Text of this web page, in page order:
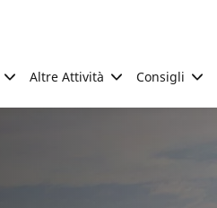
Altre Attività Consigli